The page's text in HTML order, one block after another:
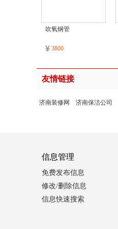
吹氧钢管
3800
友情链接
济南装修网 济南保洁公司
信息管理
免费发布信息
修改/删除信息
信息快速搜索